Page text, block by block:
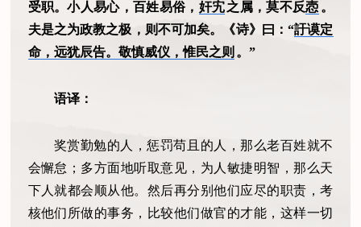
受职。小人易心，百姓易俗， 奸宄之属，莫不反悫 。
夫是之为政教之极，则不可加矣。《诗》曰：“訏谟定
命，远犹辰告。敬慎威仪，惟民之则 。”
语译：
奖赏勤勉的人，惩罚苟且的人，那么老百姓就不
会懈怠；多方面地听取意见，为人敏捷明智，那么天
下人就都会顺从他。然后再分别他们应尽的职责，考
核他们所做的事务，比较他们做官的才能，这样一切